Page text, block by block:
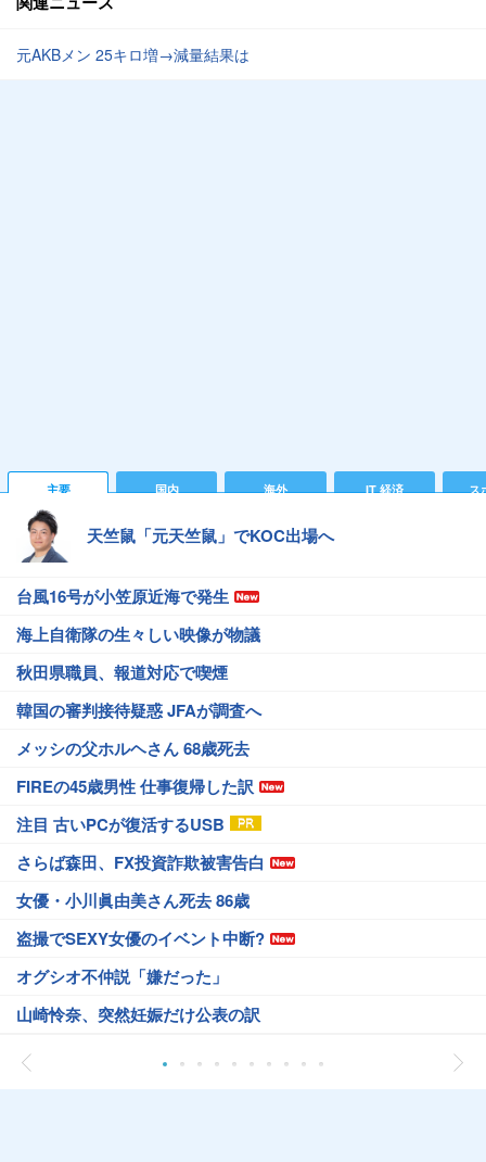
元AKBメン 25キロ増→減量結果は
主要 国内 海外 IT 経済 ス
天竺鼠「元天竺鼠」でKOC出場へ
台風16号が小笠原近海で発生
海上自衛隊の生々しい映像が物議
秋田県職員、報道対応で喫煙
韓国の審判接待疑惑 JFAが調査へ
メッシの父ホルヘさん 68歳死去
FIREの45歳男性 仕事復帰した訳
注目 古いPCが復活するUSB
さらば森田、FX投資詐欺被害告白
女優・小川眞由美さん死去 86歳
盗撮でSEXY女優のイベント中断?
オグシオ不仲説「嫌だった」
山崎怜奈、突然妊娠だけ公表の訳